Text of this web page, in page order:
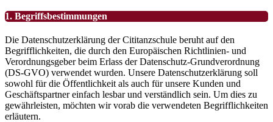
1. Begriffsbestimmungen
Die Datenschutzerklärung der Cititanzschule beruht auf den
Begrifflichkeiten, die durch den Europäischen Richtlinien- und
Verordnungsgeber beim Erlass der Datenschutz-Grundverordnung
(DS-GVO) verwendet wurden. Unsere Datenschutzerklärung soll
sowohl für die Öffentlichkeit als auch für unsere Kunden und
Geschäftspartner einfach lesbar und verständlich sein. Um dies zu
gewährleisten, möchten wir vorab die verwendeten Begrifflichkeiten
erläutern.